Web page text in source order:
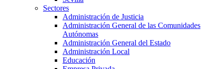
Sectores
Administración de Justicia
Administración General de las Comunidades
Autónomas
Administración General del Estado
Administración Local
Educación